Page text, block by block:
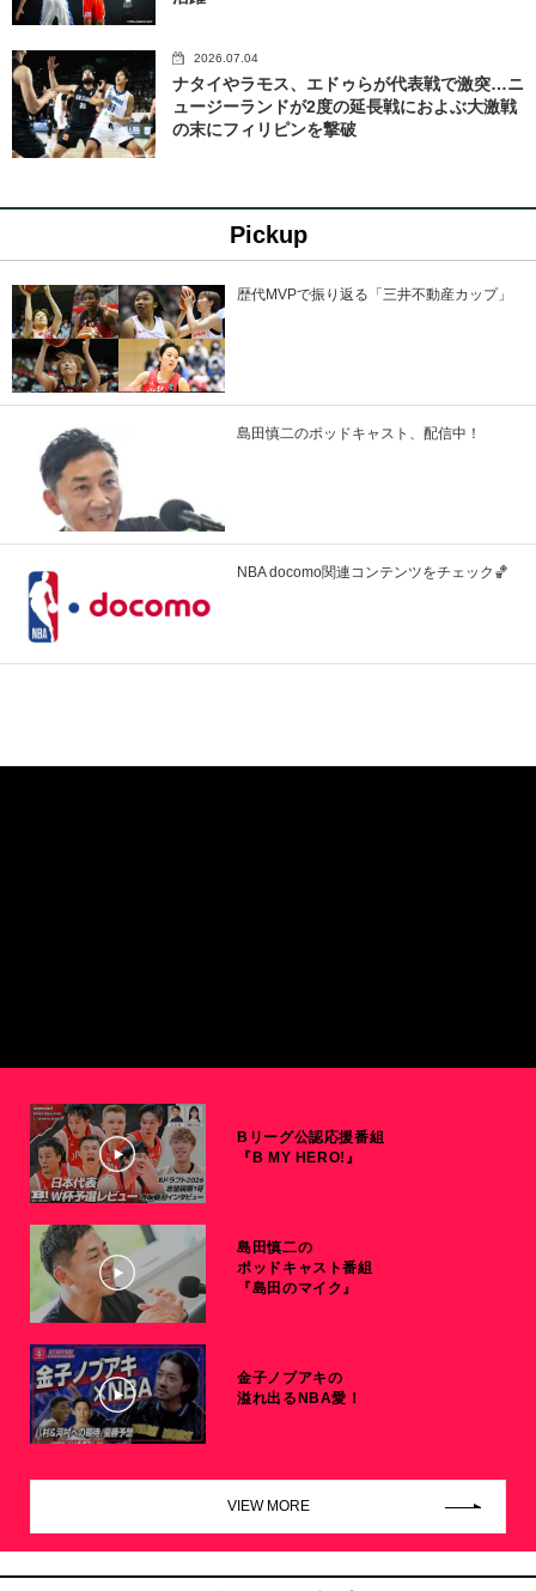
2026.07.04
ナタイやラモス、エドゥらが代表戦で激突…ニ
ュージーランドが2度の延長戦におよぶ大激戦
の末にフィリピンを撃破
Pickup
歴代MVPで振り返る「三井不動産カップ」
島田慎二のポッドキャスト、配信中！
NBA docomo関連コンテンツをチェック🏀
Bリーグ公認応援番組
『B MY HERO!』
島田慎二の
ポッドキャスト番組
『島田のマイク』
金子ノブアキの
溢れ出るNBA愛！
VIEW MORE